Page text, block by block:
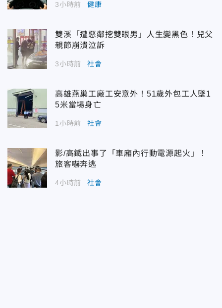
3小時前 健康
雙溪「遭惡鄰挖雙眼男」人生變黑色！兒父
親節崩潰泣訴
3小時前 社會
高雄燕巢工廠工安意外！51歲外包工人墜1
5米當場身亡
1小時前 社會
影/高鐵出事了「車廂內行動電源起火」！
旅客嚇奔逃
4小時前 社會